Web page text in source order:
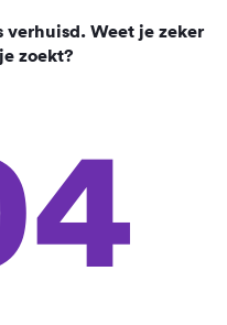
verhuisd. Weet je zeker
zoekt?